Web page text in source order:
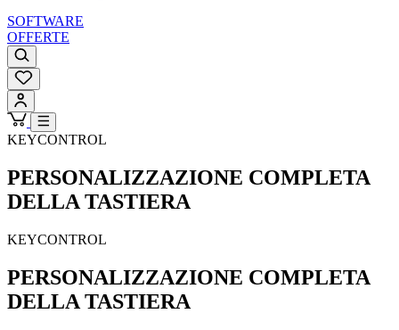
SOFTWARE
OFFERTE
KEYCONTROL
PERSONALIZZAZIONE COMPLETA
DELLA TASTIERA
KEYCONTROL
PERSONALIZZAZIONE COMPLETA
DELLA TASTIERA